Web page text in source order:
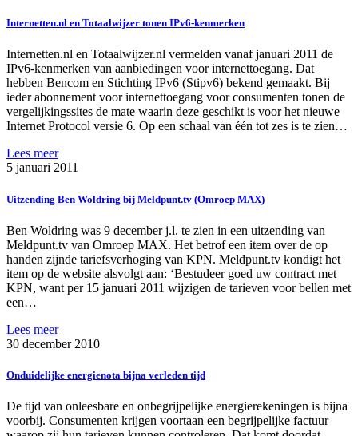
Internetten.nl en Totaalwijzer tonen IPv6-kenmerken
Internetten.nl en Totaalwijzer.nl vermelden vanaf januari 2011 de
IPv6-kenmerken van aanbiedingen voor internettoegang. Dat
hebben Bencom en Stichting IPv6 (Stipv6) bekend gemaakt. Bij
ieder abonnement voor internettoegang voor consumenten tonen de
vergelijkingssites de mate waarin deze geschikt is voor het nieuwe
Internet Protocol versie 6. Op een schaal van één tot zes is te zien…
Lees meer
5 januari 2011
Uitzending Ben Woldring bij Meldpunt.tv (Omroep MAX)
Ben Woldring was 9 december j.l. te zien in een uitzending van
Meldpunt.tv van Omroep MAX. Het betrof een item over de op
handen zijnde tariefsverhoging van KPN. Meldpunt.tv kondigt het
item op de website alsvolgt aan: ‘Bestudeer goed uw contract met
KPN, want per 15 januari 2011 wijzigen de tarieven voor bellen met
een…
Lees meer
30 december 2010
Onduidelijke energienota bijna verleden tijd
De tijd van onleesbare en onbegrijpelijke energierekeningen is bijna
voorbij. Consumenten krijgen voortaan een begrijpelijke factuur